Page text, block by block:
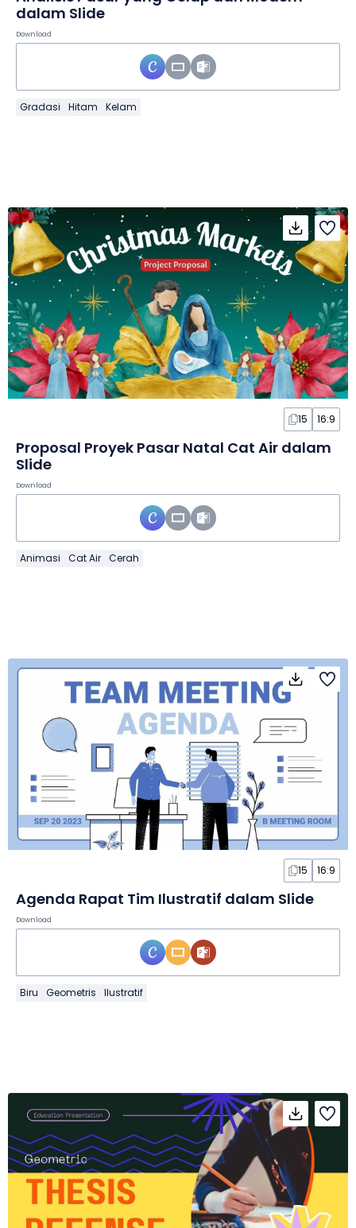
dalam Slide
Download
Gradasi Hitam Kelam
15 16:9
Proposal Proyek Pasar Natal Cat Air dalam
Slide
Download
Animasi Cat Air Cerah
15 16:9
Agenda Rapat Tim Ilustratif dalam Slide
Download
Biru Geometris Ilustratif